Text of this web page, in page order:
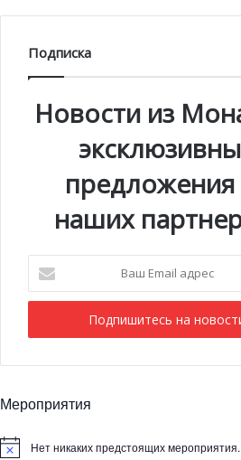
Подписка
Новости из
предложения
наших
Email
адрес
Мероприятия
Нет никаких предстоящих мероприятия.